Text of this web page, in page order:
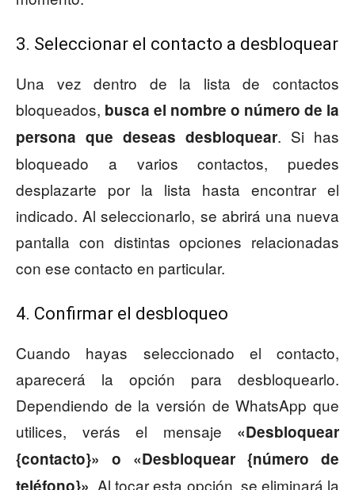
3. Seleccionar el contacto a desbloquear
Una vez dentro de la lista de contactos
bloqueados, busca el nombre o número de la
persona que deseas desbloquear. Si has
bloqueado a varios contactos, puedes
desplazarte por la lista hasta encontrar el
indicado. Al seleccionarlo, se abrirá una nueva
pantalla con distintas opciones relacionadas
con ese contacto en particular.
4. Confirmar el desbloqueo
Cuando hayas seleccionado el contacto,
aparecerá la opción para desbloquearlo.
Dependiendo de la versión de WhatsApp que
utilices, verás el mensaje «Desbloquear
{contacto}» o «Desbloquear {número de
. Al tocar esta opción, se eliminará la